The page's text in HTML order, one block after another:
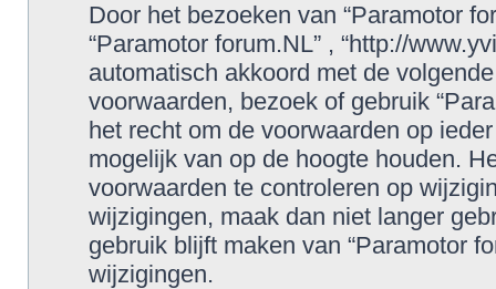
Door het bezoeken van “Paramotor
“Paramotor forum.NL” , “http://
automatisch akkoord met de
voorwaarden, bezoek of gebruik
het recht om de voorwaarden op
mogelijk van op de hoogte houden.
voorwaarden te controleren op
wijzigingen, maak dan niet langer
gebruik blijft maken van “Paramotor
wijzigingen.